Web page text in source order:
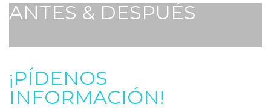
ANTES & DESPUÉS
¡PÍDENOS
INFORMACIÓN!